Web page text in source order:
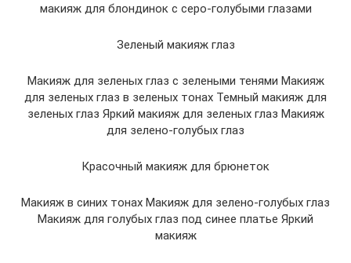
макияж для блондинок с серо-голубыми глазами
Зеленый макияж глаз
Макияж для зеленых глаз с зелеными тенями Макияж
для зеленых глаз в зеленых тонах Темный макияж для
зеленых глаз Яркий макияж для зеленых глаз Макияж
для зелено-голубых глаз
Красочный макияж для брюнеток
Макияж в синих тонах Макияж для зелено-голубых глаз
Макияж для голубых глаз под синее платье Яркий
макияж